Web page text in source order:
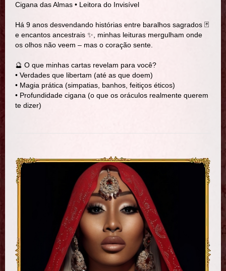
Cigana das Almas • Leitora do Invisível
Há 9 anos desvendando histórias entre baralhos sagrados 🃏
e encantos ancestrais ✨, minhas leituras mergulham onde
os olhos não veem – mas o coração sente.
🔮 O que minhas cartas revelam para você?
• Verdades que libertam (até as que doem)
• Magia prática (simpatias, banhos, feitiços éticos)
• Profundidade cigana (o que os oráculos realmente querem
te dizer)